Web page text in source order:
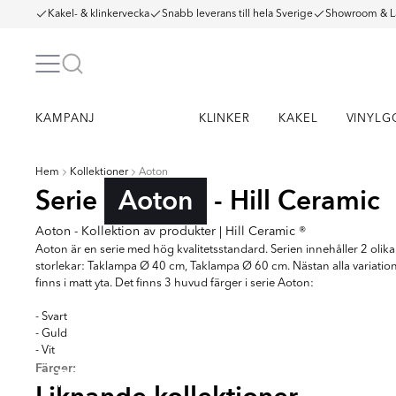
Kakel- & klinkervecka Snabb leverans till hela Sverige Showroom &
KAMPANJ KLINKER KAKEL
Hem Kollektioner Aoton
Serie Aoton - Hill Ceramic
Aoton - Kollektion av produkter | Hill Ceramic ®
Aoton är en serie med hög kvalitetsstandard. Serien innehåller 2 olika
storlekar: Taklampa Ø 40 cm, Taklampa Ø 60 cm. Nästan alla
finns i matt yta. Det finns 3 huvud färger i serie Aoton:
- Svart
- Guld
- Vit
Färger:RENOLIA
FARNEL